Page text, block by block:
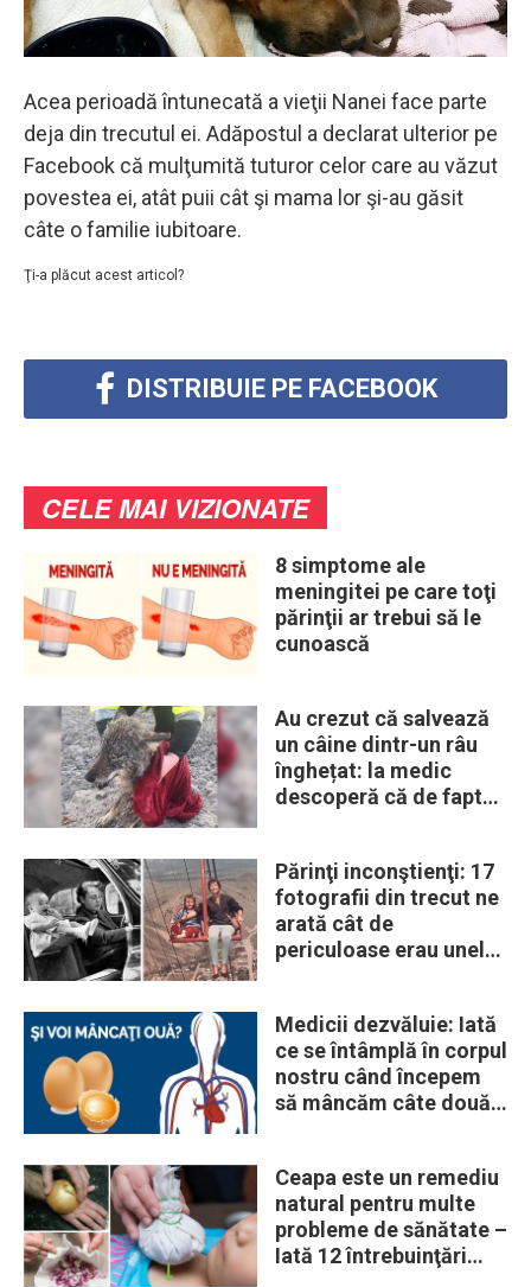
Acea perioadă întunecată a vieţii Nanei face parte
deja din trecutul ei. Adăpostul a declarat ulterior pe
Facebook că mulţumită tuturor celor care au văzut
povestea ei, atât puii cât şi mama lor şi-au găsit
câte o familie iubitoare.
Ţi-a plăcut acest articol?
DISTRIBUIE PE FACEBOOK
CELE MAI VIZIONATE
8 simptome ale
meningitei pe care toţi
părinţii ar trebui să le
cunoască
Au crezut că salvează
un câine dintr-un râu
înghețat: la medic
descoperă că de fapt
Părinţi inconştienţi: 17
fotografii din trecut ne
arată cât de
periculoase erau unele
Medicii dezvăluie: Iată
ce se întâmplă în corpul
nostru când începem
să mâncăm câte două
Ceapa este un remediu
natural pentru multe
probleme de sănătate –
Iată 12 întrebuinţări